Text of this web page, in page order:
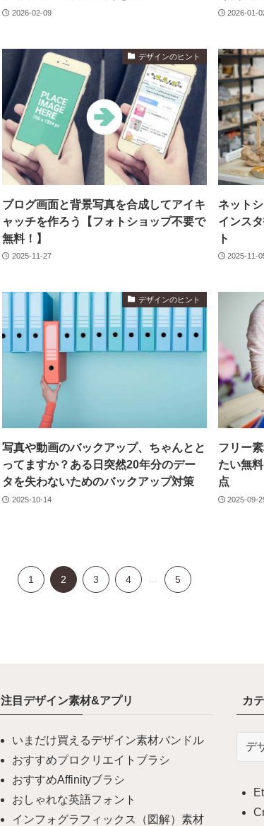
2026-02-09 2026-01-
デザインのヒント
ブログ画面と背景写真を合成してアイキ
ャッチを作ろう【フォトショップ不要で
無料！】
2025-11-27
ネット
インス
ト
2025-11-
デザインのヒント
写真や動画のバックアップ、ちゃんとと
ってますか？ある日突然20年分のデー
タを失わないためのバックアップ対策
2025-10-14
フリー
たい無
点
2025-09-
1 2 3 4 ... 5
注目デザイン素材&アプリ
いまだけ買えるデザイン素材バンドル
おすすめプロクリエイトブラシ
おすすめAffinityブラシ
おしゃれな英語フォント
インフォグラフィックス（図解）素材
カ
リ
ー